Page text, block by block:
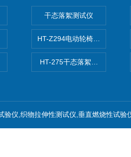
干态落絮测试仪
HT-Z294电动轮椅车耗电量测
HT-275干态落絮测试仪
验仪,织物拉伸性测试仪,垂直燃烧性试验